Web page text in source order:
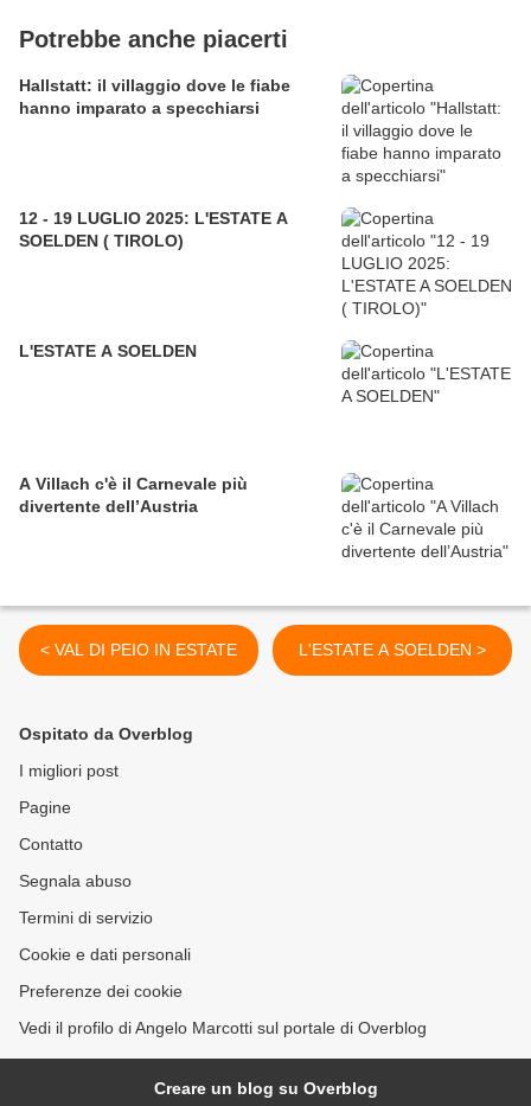
Potrebbe anche piacerti
Hallstatt: il villaggio dove le fiabe
hanno imparato a specchiarsi
12 - 19 LUGLIO 2025: L'ESTATE A
SOELDEN ( TIROLO)
L'ESTATE A SOELDEN
A Villach c'è il Carnevale più
divertente dell’Austria
< VAL DI PEIO IN ESTATE L'ESTATE A SOELDEN >
Ospitato da Overblog
I migliori post
Pagine
Contatto
Segnala abuso
Termini di servizio
Cookie e dati personali
Preferenze dei cookie
Vedi il profilo di Angelo Marcotti sul portale di Overblog
Creare un blog su Overblog